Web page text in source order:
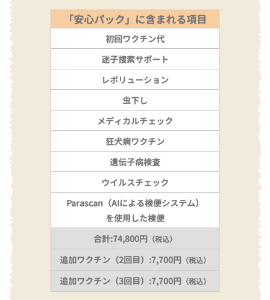
「安心パック」に含まれる項目
初回ワクチン代
迷子捜索サポート
レボリューション
虫下し
メディカルチェック
狂犬病ワクチン
遺伝子病検査
ウイルスチェック
Parascan（AIによる検便システム）
を使用した検便
合計:74,800円 （税込）
追加ワクチン（2回目）:7,700円 （税込）
追加ワクチン（3回目）:7,700円 （税込）